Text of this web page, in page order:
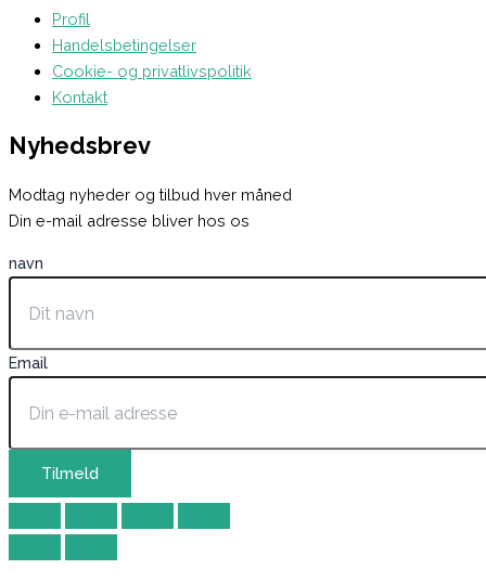
Profil
Handelsbetingelser
Cookie- og privatlivspolitik
Kontakt
Nyhedsbrev
Modtag nyheder og tilbud hver måned
Din e-mail adresse bliver hos os
navn
Email
Tilmeld